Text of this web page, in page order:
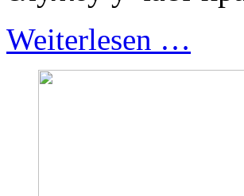
Weiterlesen …